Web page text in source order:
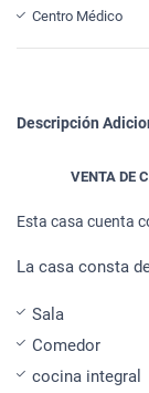
Centro Médico
Descripción
VENTA DE
Esta casa cuenta
La casa consta
Sala
Comedor
cocina integral